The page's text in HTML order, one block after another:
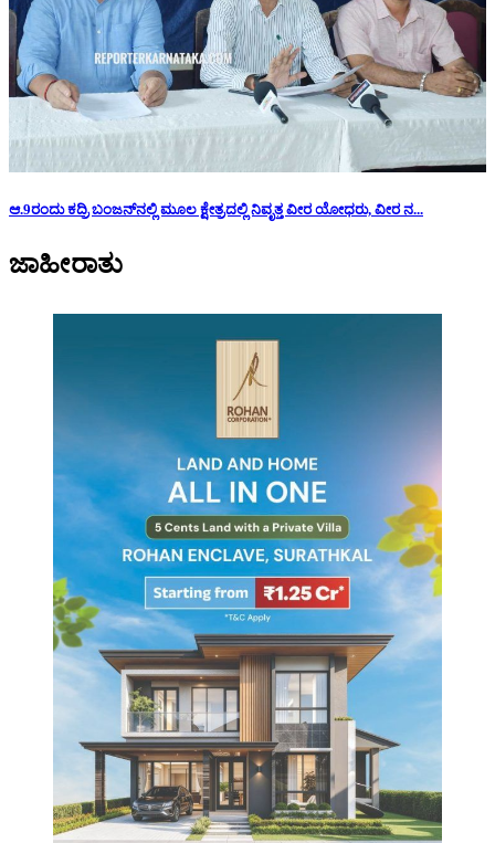
ಆ.9ರಂದು ಕದ್ರಿ ಬಂಜನ್‌ನಲ್ಲಿ ಮೂಲ ಕ್ಷೇತ್ರದಲ್ಲಿ ನಿವೃತ್ತ ವೀರ ಯೋಧರು, ವೀರ ನ...
ಜಾಹೀರಾತು